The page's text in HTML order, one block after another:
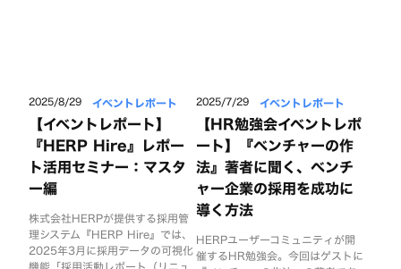
2025/8/29 イベントレポート
【イベントレポート】
『HERP Hire』レポー
ト活用セミナー：マスタ
ー編
株式会社HERPが提供する採用管
理システム『HERP Hire』では、
2025年3月に採用データの可視化
2025/7/29 イベントレポート
【HR勉強会イベントレポ
ート】『ベンチャーの作
法』著者に聞く、ベンチ
ャー企業の採用を成功に
導く方法
HERPユーザーコミュニティが開
催するHR勉強会。今回はゲストに